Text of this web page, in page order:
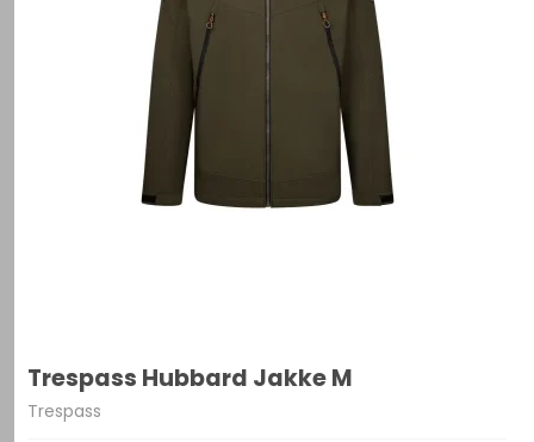
Trespass Hubbard Jakke M
Trespass